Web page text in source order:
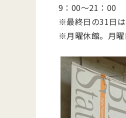
9：00～21：00
※最終日の31日は
※月曜休館。月曜